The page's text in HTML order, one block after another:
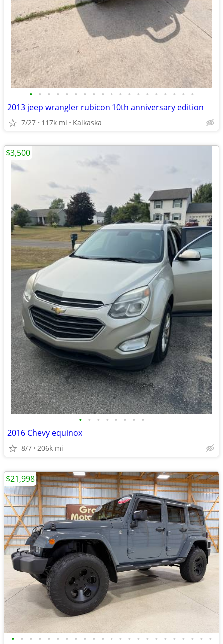
• • • • • • • • • • • • • • • • • • •
2013 jeep wrangler rubicon 10th anniversary edition
7/27 117k mi Kalkaska
• • • • • • • •
2016 Chevy equinox
8/7 206k mi
$3,500
• • • • • • • • • • • • • • • • • • • • • • •
$21,998